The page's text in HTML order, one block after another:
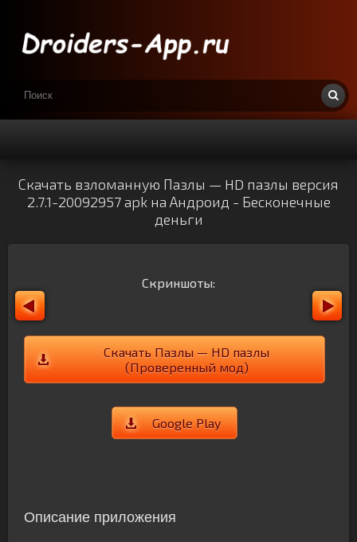
Скачать взломанную Пазлы — HD пазлы версия
2.7.1-20092957 apk на Андроид - Бесконечные
деньги
Скриншоты:
Скачать Пазлы — HD пазлы
(Проверенный мод)
Google Play
Описание приложения